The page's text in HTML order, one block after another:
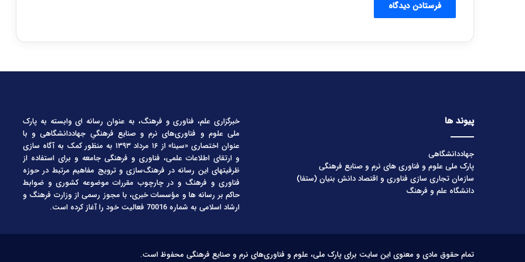
پیوند ها
جهاددانشگاهی
پارک ملی علوم و فناوری های نرم و صنایع فرهنگی
سازمان تجاری سازی فناوری و اقتصاد دانش بنیان (ستفا)
دانشگاه علم و فرهنگ
خبرگزاری علم، فناوری و فرهنگ، به عنوان رسانه ای وابسته به پارک
ملی علوم و فناوری‌های نرم و صنایع فرهنگیِ جهاددانشگاهی و با
عنوان اختصاری «سینا» از ۱۶ مرداد ۱۳۹۳ به منظور کمک به آگاه سازی
و ارتقای اطلاعات علمی، فناوری و فرهنگی جامعه و برای استفاده از
ظرفیتهای این رسانه در فرهنگ‌سازی و ترویج مفاهیم مرتبط در حوزه
فناوری و فرهنگ و در چارچوب مقررات موضوعه کشوری و ضوابط
حاکم بر رسانه ها و مؤسسات خبری، با مجوز رسمی از وزارت فرهنگ و
ارشاد اسلامی به شماره 70016 فعالیت خود را آغاز کرده است.
تمام حقوق مادی و معنوی این سایت برای پارک ملی، علوم و فناوری‌های نرم و صنایع فرهنگی محفوظ است.